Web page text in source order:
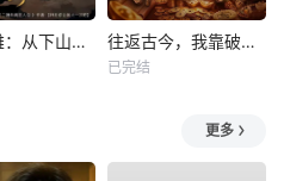
莞城枭雄：从下山守护姐姐开始 往返古今，我靠破烂成首富
已完结
更多